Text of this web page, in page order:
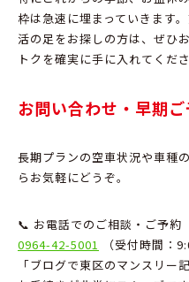
枠は急速に埋まっていきます。
活の足をお探しの方は、 ぜひ
トクを確実に手に入れてくだ
お問い合わせ・早期
長期プランの空車状況や車種の
らお気軽にどうぞ。
📞 お電話でのご相談・ご予約
0964-42-5001
（受付時間：9:
「ブログで東区のマンスリー